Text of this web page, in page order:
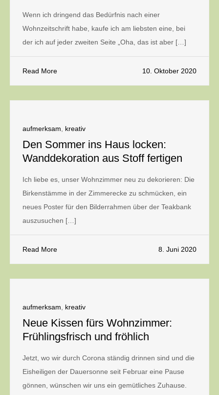
Wenn ich dringend das Bedürfnis nach einer
Wohnzeitschrift habe, kaufe ich am liebsten eine, bei
der ich auf jeder zweiten Seite „Oha, das ist aber […]
Read More 10. Oktober 2020
aufmerksam kreativ
Den Sommer ins Haus locken:
Wanddekoration aus Stoff fertigen
Ich liebe es, unser Wohnzimmer neu zu dekorieren: Die
Birkenstämme in der Zimmerecke zu schmücken, ein
neues Poster für den Bilderrahmen über der Teakbank
auszusuchen […]
Read More 8. Juni 2020
aufmerksam kreativ
Neue Kissen fürs Wohnzimmer:
Frühlingsfrisch und fröhlich
Jetzt, wo wir durch Corona ständig drinnen sind und die
Eisheiligen der Dauersonne seit Februar eine Pause
gönnen, wünschen wir uns ein gemütliches Zuhause.